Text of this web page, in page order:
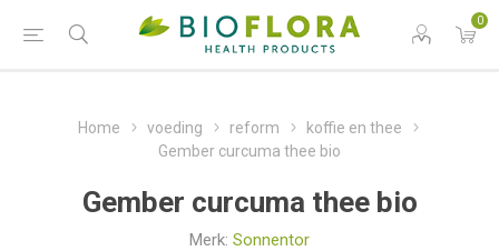
0
Home voeding reform
koffie en thee
Gember curcuma thee bio
Gember curcuma thee bio
Merk: Sonnentor